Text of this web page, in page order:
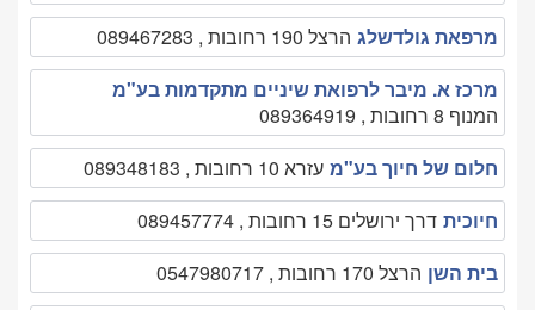
מרפאת גולדשלג הרצל 190 רחובות , 089467283
מרכז א. מיבר לרפואת שיניים מתקדמות בע"מ
המנוף 8 רחובות , 089364919
חלום של חיוך בע"מ עזרא 10 רחובות , 089348183
חיוכית דרך ירושלים 15 רחובות , 089457774
בית השן הרצל 170 רחובות , 0547980717